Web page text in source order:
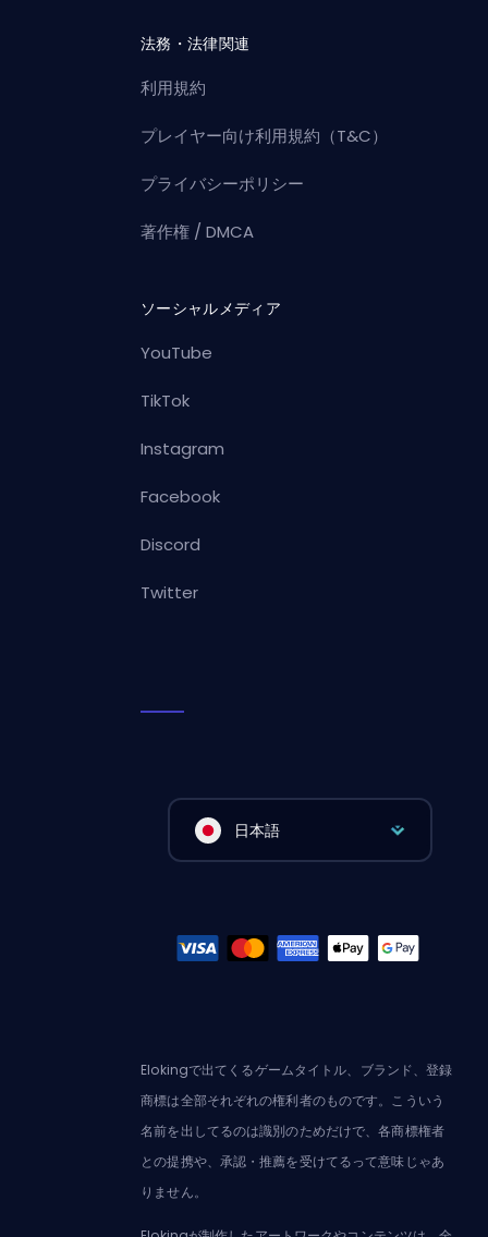
法務・法律関連
利用規約
プレイヤー向け利用規約（T&C）
プライバシーポリシー
著作権 / DMCA
ソーシャルメディア
YouTube
TikTok
Instagram
Facebook
Discord
Twitter
日本語
Elokingで出てくるゲームタイトル、ブランド、登録
商標は全部それぞれの権利者のものです。こういう
名前を出してるのは識別のためだけで、各商標権者
との提携や、承認・推薦を受けてるって意味じゃあ
りません。